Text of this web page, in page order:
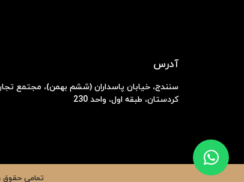
آدرس
سنندج، خیابان پاسداران (ششم بهمن)، مجتمع
کردستان، طبقه اول، واحد 230
تمامی حقوق